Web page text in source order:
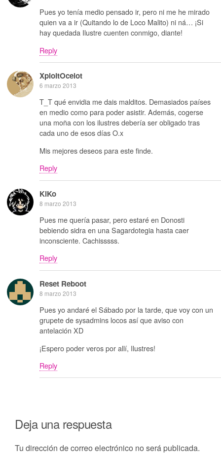
Pues yo tenía medio pensado ir, pero ni me he mirado
quien va a ir (Quitando lo de Loco Malito) ni ná… ¡Si
hay quedada Ilustre cuenten conmigo, diante!
Reply
XploitOcelot
6 marzo 2013
T_T qué envidia me dais malditos. Demasiados países
en medio como para poder asistir. Además, cogerse
una moña con los ilustres debería ser obligado tras
cada uno de esos días O.x
Mis mejores deseos para este finde.
Reply
KiKo
8 marzo 2013
Pues me quería pasar, pero estaré en Donosti
bebiendo sidra en una Sagardotegia hasta caer
inconsciente. Cachisssss.
Reply
Reset Reboot
8 marzo 2013
Pues yo andaré el Sábado por la tarde, que voy con un
grupete de sysadmins locos así que aviso con
antelación XD
¡Espero poder veros por allí, Ilustres!
Reply
Deja una respuesta
Tu dirección de correo electrónico no será publicada.